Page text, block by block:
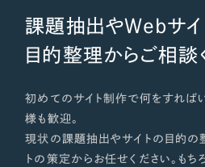
課題抽出やWebサイ
目的整理からご相談
初めてのサイト制作で何をすれば
様も歓迎。
現状の課題抽出やサイトの目的の
トの策定からお任せください。も